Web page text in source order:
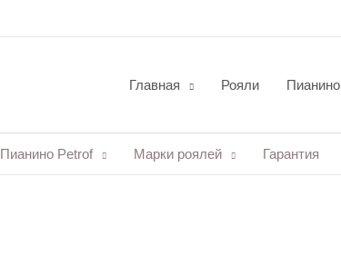
Главная Рояли Пианино
Пианино Petrof Марки роялей Гарантия